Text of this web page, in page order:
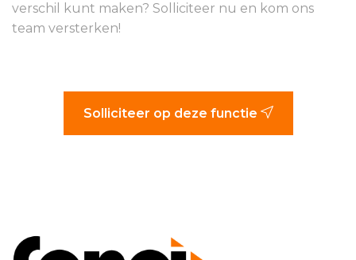
verschil kunt maken? Solliciteer nu en kom ons
team versterken!
Solliciteer op deze functie